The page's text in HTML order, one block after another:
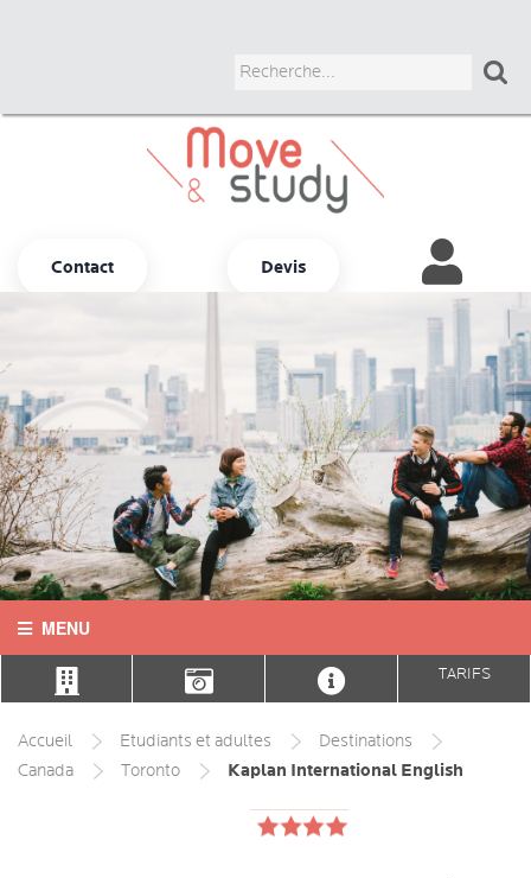
Contact Devis 
Autres options
ADULTES
JUNIORS
UNIVERSITAIRES
BUSINESS
COURS CHEZ LE PROF
MENU
ACCUEIL
CONTACT
TARIFS
Accueil Etudiants et adultes
Destinations
Canada
Toronto Kaplan International English